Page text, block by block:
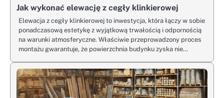
Jak wykonać elewację z cegły klinkierowej
Elewacja z cegły klinkierowej to inwestycja, która łączy w sobie
ponadczasową estetykę z wyjątkową trwałością i odpornością
na warunki atmosferyczne. Właściwie przeprowadzony proces
montażu gwarantuje, że powierzchnia budynku zyska nie…